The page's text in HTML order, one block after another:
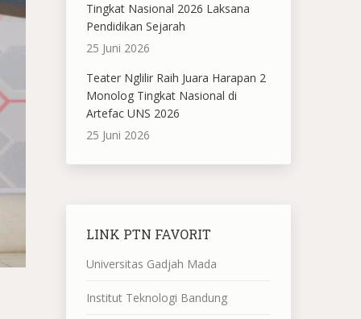
Tingkat Nasional 2026 Laksana
Pendidikan Sejarah
25 Juni 2026
Teater Nglilir Raih Juara Harapan 2
Monolog Tingkat Nasional di
Artefac UNS 2026
25 Juni 2026
LINK PTN FAVORIT
Universitas Gadjah Mada
Institut Teknologi Bandung